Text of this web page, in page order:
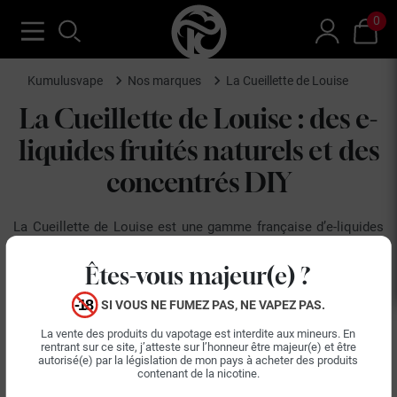
Êtes-vous majeur(e) ?
SI VOUS NE FUMEZ PAS, NE VAPEZ PAS.
La vente des produits du vapotage est interdite aux mineurs. En
rentrant sur ce site, j’atteste sur l’honneur être majeur(e) et être
autorisé(e) par la législation de mon pays à acheter des produits
contenant de la nicotine.
0
Kumulusvape Nos marques La Cueillette de Louise
La Cueillette de Louise : des e-
liquides fruités naturels et des
concentrés DIY
La Cueillette de Louise est une gamme française d’e-liquides
la nature. Imaginées par des aromaticiens passionnés, les
recettes mettent à l’honneur des fruits soigneusement
sélectionnés afin de restituer des saveurs authentiques et
réalistes.
Chaque création se distingue par un équilibre précis entre